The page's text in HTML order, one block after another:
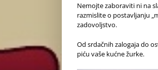
Nemojte zaboraviti ni na
razmislite o postavljanju
zadovoljstvo.
Od srdačnih zalogaja do
piću vaše kućne žurke.